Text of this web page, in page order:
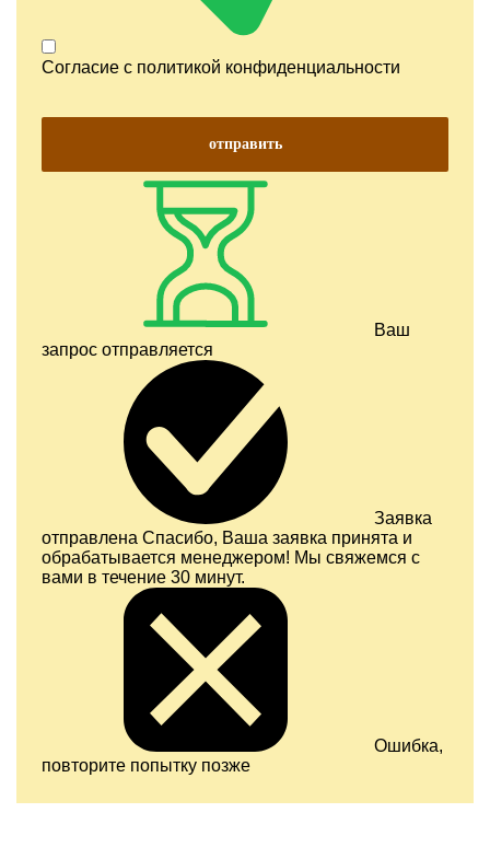
Согласие с политикой конфиденциальности
отправить
Ваш
запрос отправляется
Заявка
отправлена Спасибо, Ваша заявка принята и
обрабатывается менеджером! Мы свяжемся с
вами в течение 30 минут.
Ошибка,
повторите попытку позже